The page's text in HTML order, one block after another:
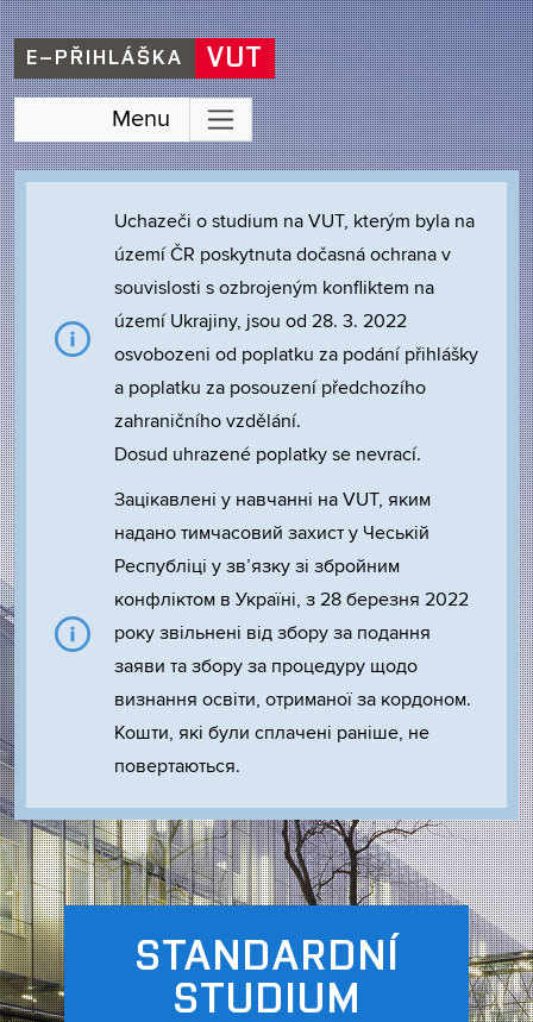
E–PŘIHLÁŠKA VUT
Menu
Uchazeči o studium na VUT, kterým byla na
území ČR poskytnuta dočasná ochrana v
souvislosti s ozbrojeným konfliktem na
území Ukrajiny, jsou od 28. 3. 2022
osvobozeni od poplatku za podání přihlášky
a poplatku za posouzení předchozího
zahraničního vzdělání.
Dosud uhrazené poplatky se nevrací.
Зацікавлені у навчанні на VUT, яким
надано тимчасовий захист у Чеській
Республіці у зв’язку зі збройним
конфліктом в Україні, з 28 березня 2022
року звільнені від збору за подання
заяви та збору за процедуру щодо
визнання освіти, отриманої за кордоном.
Кошти, які були сплачені раніше, не
повертаються.
STANDARDNÍ
STUDIUM